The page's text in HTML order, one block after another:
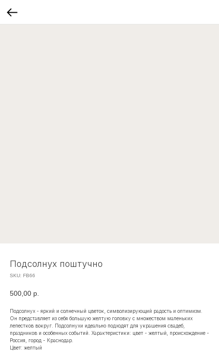
Подсолнух поштучно
SKU: FB66
500,00 р.
Подсолнух - яркий и солнечный цветок, символизирующий радость и оптимизм.
Он представляет из себя большую желтую головку с множеством маленьких
лепестков вокруг. Подсолнухи идеально подходят для украшения свадеб,
праздников и особенных событий. Характеристики: цвет - желтый, происхождение -
Россия, город - Краснодар.
Цвет: желтый